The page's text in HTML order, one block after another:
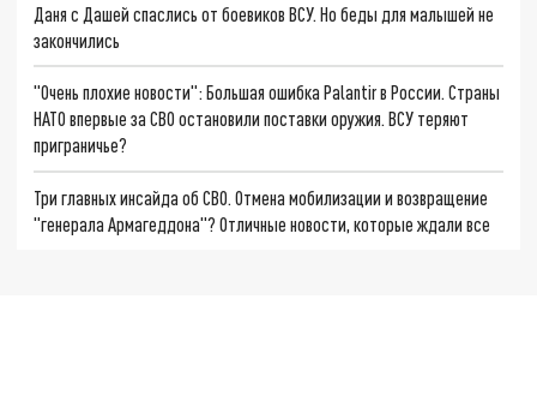
Даня с Дашей спаслись от боевиков ВСУ. Но беды для малышей не
закончились
"Очень плохие новости": Большая ошибка Palantir в России. Страны
НАТО впервые за СВО остановили поставки оружия. ВСУ теряют
приграничье?
Три главных инсайда об СВО. Отмена мобилизации и возвращение
"генерала Армагеддона"? Отличные новости, которые ждали все